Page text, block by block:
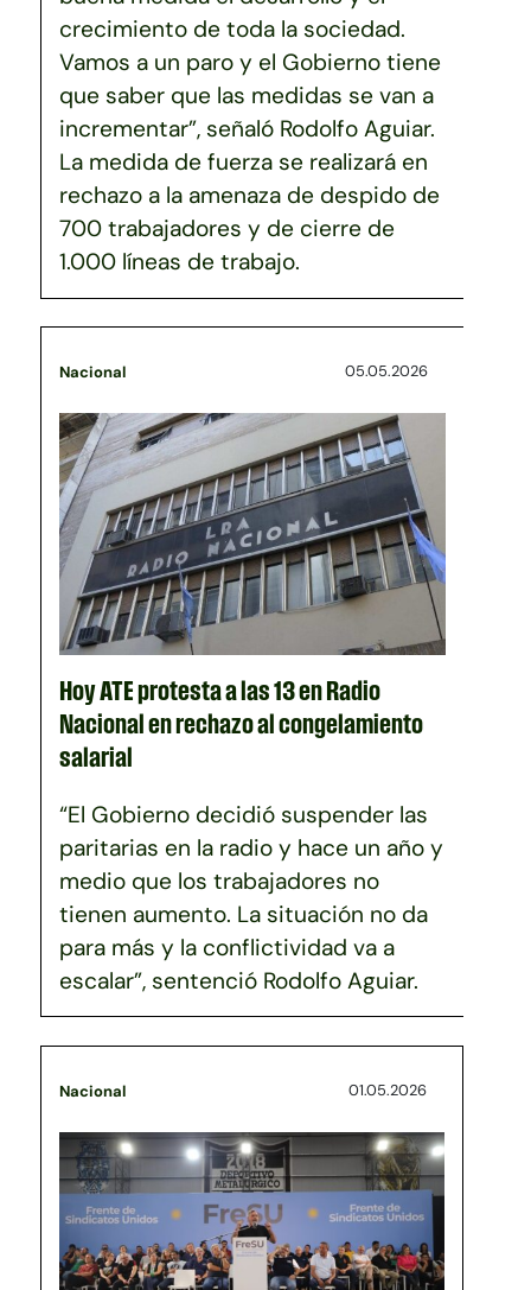
crecimiento de toda la sociedad.
Vamos a un paro y el Gobierno tiene
que saber que las medidas se van a
incrementar”, señaló Rodolfo Aguiar.
La medida de fuerza se realizará en
rechazo a la amenaza de despido de
700 trabajadores y de cierre de
1.000 líneas de trabajo.
Nacional 05.05.2026
Hoy ATE protesta a las 13 en Radio
Nacional en rechazo al congelamiento
salarial
“El Gobierno decidió suspender las
paritarias en la radio y hace un año y
medio que los trabajadores no
tienen aumento. La situación no da
para más y la conflictividad va a
escalar”, sentenció Rodolfo Aguiar.
Nacional 01.05.2026